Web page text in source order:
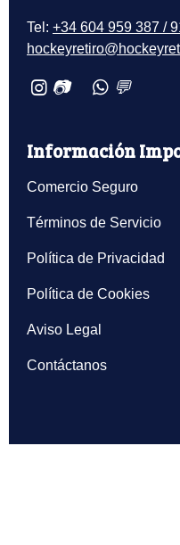
Tel: +34 604 959 387 /
📷 💬
Información
Comercio Seguro
Términos de Servicio
Política de Privacidad
Política de Cookies
Aviso Legal
Contáctanos